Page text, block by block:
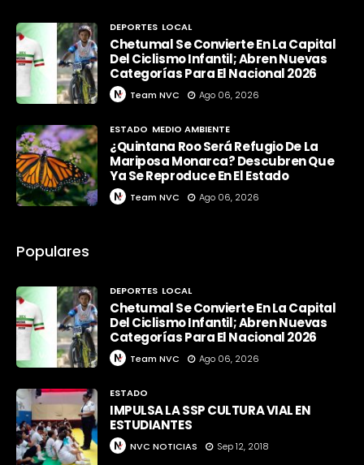
DEPORTES LOCAL
Chetumal Se Convierte En La Capital
Del Ciclismo Infantil; Abren Nuevas
Categorías Para El Nacional 2026
Team NVC Ago 06, 2026
ESTADO MEDIO AMBIENTE
¿Quintana Roo Será Refugio De La
Mariposa Monarca? Descubren Que
Ya Se Reproduce En El Estado
Team NVC Ago 06, 2026
Populares
DEPORTES LOCAL
Chetumal Se Convierte En La Capital
Del Ciclismo Infantil; Abren Nuevas
Categorías Para El Nacional 2026
Team NVC Ago 06, 2026
ESTADO
IMPULSA LA SSP CULTURA VIAL EN
ESTUDIANTES
NVC NOTICIAS Sep 12, 2018